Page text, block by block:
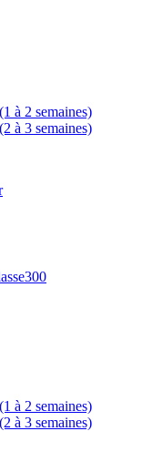
à 2 semaines)
à 3 semaines)
à 2 semaines)
à 3 semaines)